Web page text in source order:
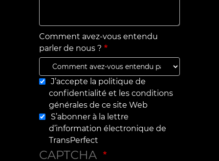
Comment avez-vous entendu
parler de nous ?
J’accepte la politique de
confidentialité et les conditions
générales de ce site Web
S’abonner à la lettre
d’information électronique de
TransPerfect
CAPTCHA